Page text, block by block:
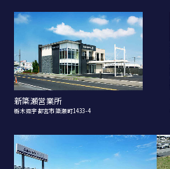
新簗瀬営業所
栃木県宇都宮市簗瀬町1433-4